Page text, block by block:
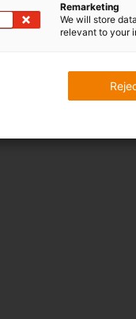
Remarketing
We will store
relevant to your